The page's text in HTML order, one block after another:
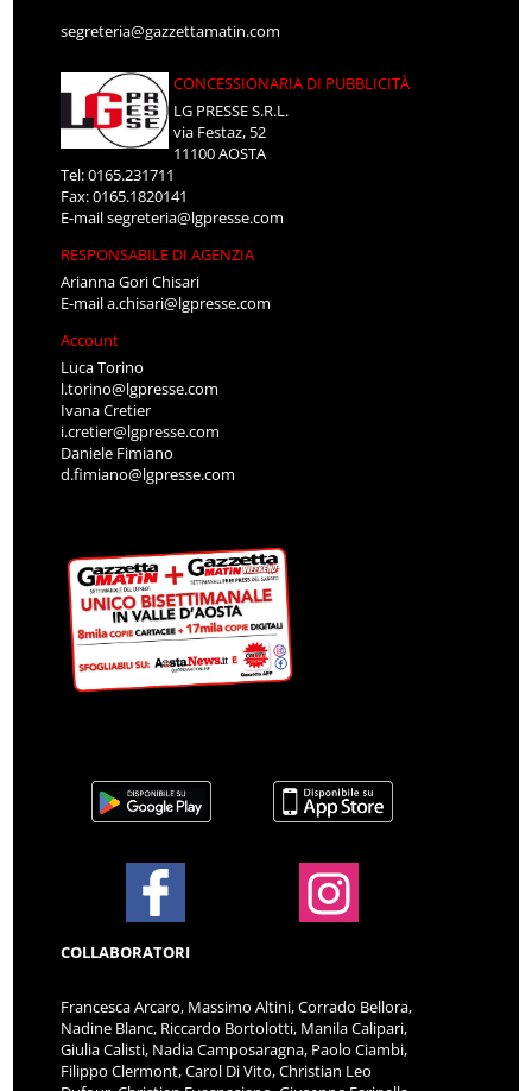
segreteria@gazzettamatin.com
CONCESSIONARIA DI PUBBLICITÀ
LG PRESSE S.R.L.
via Festaz, 52
11100 AOSTA
Tel: 0165.231711
Fax: 0165.1820141
E-mailsegreteria@lgpresse.com
RESPONSABILE DI AGENZIA
Arianna Gori Chisari
E-maila.chisari@lgpresse.com
Account
Luca Torino
l.torino@lgpresse.com
Ivana Cretier
i.cretier@lgpresse.com
Daniele Fimiano
d.fimiano@lgpresse.com
COLLABORATORI
Francesca Arcaro, Massimo Altini, Corrado Bellora,
Nadine Blanc, Riccardo Bortolotti, Manila Calipari,
Giulia Calisti, Nadia Camposaragna, Paolo Ciambi,
Filippo Clermont, Carol Di Vito, Christian Leo